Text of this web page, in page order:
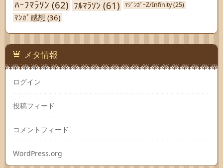
ﾊｰﾌﾏﾗｿﾝ (62) ﾌﾙﾏﾗｿﾝ (61) ﾏｼﾞﾝｶﾞｰZ/Infinity(25)
ﾏﾝｶﾞ感想 (36)
メタ情報
ログイン
投稿フィード
コメントフィード
WordPress.org